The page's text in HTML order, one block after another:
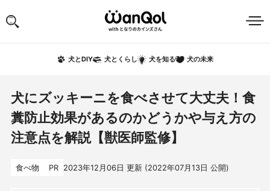
犬とDIY 犬とくらし 犬を知る 犬の未来
犬にズッキーニを食べさせて大丈夫！食
糞防止効果があるのかどうかや与え方の
注意点を解説【獣医師監修】
食べ物 PR 2023年12月06日 更新 (2022年07月13日 公開)